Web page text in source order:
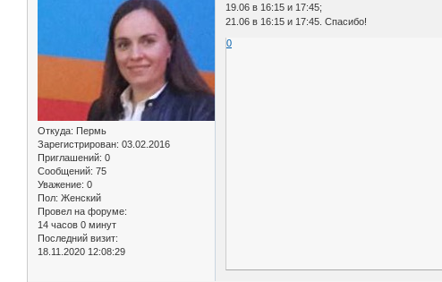
Откуда: Пермь
Зарегистрирован: 03.02.2016
Приглашений: 0
Сообщений: 75
Уважение: 0
Пол: Женский
Провел на форуме:
14 часов 0 минут
Последний визит:
18.11.2020 12:08:29
19.06 в 16:15 и 17:45;
21.06 в 16:15 и 17:45. Спасибо!
0